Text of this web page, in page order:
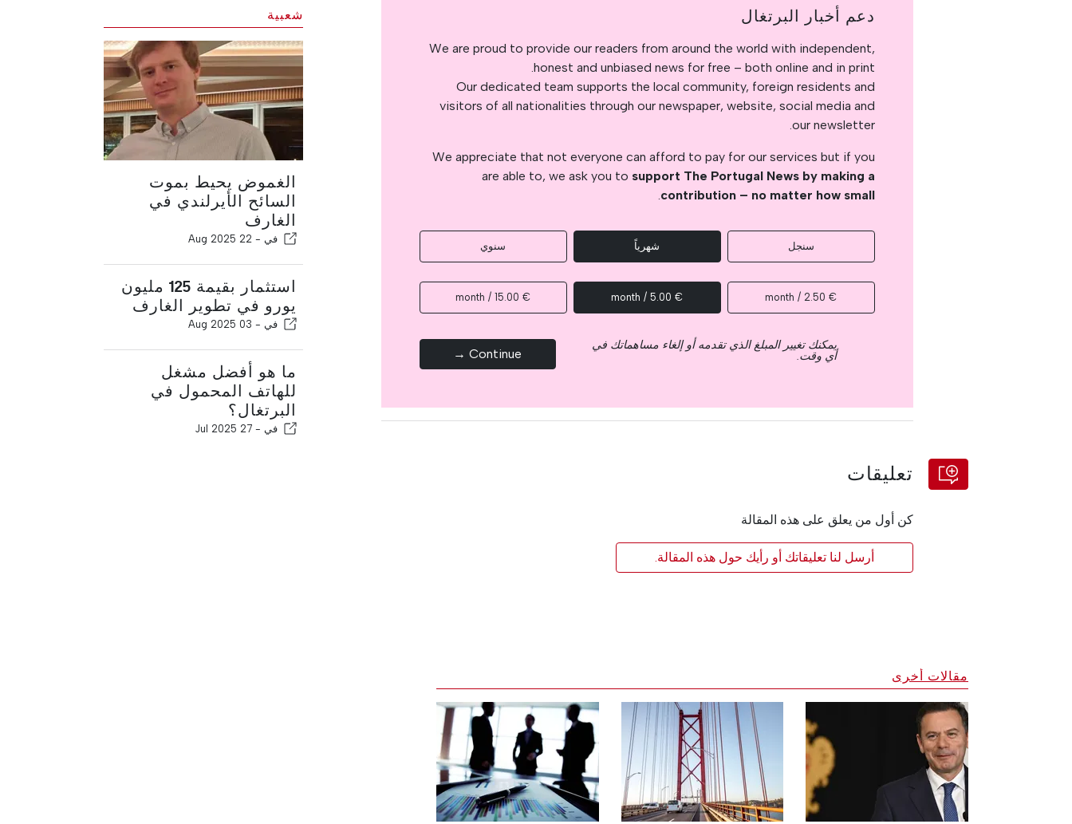
دعم أخبار البرتغال
We are proud to provide our readers from around the world with independent,
honest and unbiased news for free – both online and in print.
Our dedicated team supports the local community, foreign residents and
visitors of all nationalities through our newspaper, website, social media and
our newsletter.
We appreciate that not everyone can afford to pay for our services but if you
are able to, we ask you to support The Portugal News by making a
contribution – no matter how small
.
سنجل شهرياً سنوي
€ 2.50 / month
€ 5.00 / month
€ 15.00 / month
يمكنك تغيير المبلغ الذي تقدمه أو إلغاء مساهماتك في
أي وقت. Continue →
تعليقات
كن أول من يعلق على هذه المقالة
أرسل لنا تعليقاتك أو رأيك حول هذه المقالة.
شعبية
الغموض يحيط بموت
السائح الأيرلندي في
الغارف
في - 22 Aug 2025
استثمار بقيمة 125 مليون
يورو في تطوير الغارف
في - 03 Aug 2025
ما هو أفضل مشغل
للهاتف المحمول في
البرتغال؟
في - 27 Jul 2025
مقالات أخرى